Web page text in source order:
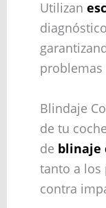
Utilizan
problemas
Blindaje
de tu
de blinaje
tanto a los
contra